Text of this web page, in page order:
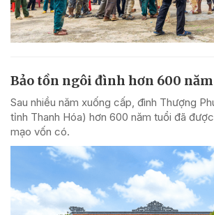
Bảo tồn ngôi đình hơn 600
Sau nhiều năm xuống cấp, đình Thượng
tỉnh Thanh Hóa) hơn 600 năm tuổi đã
mạo vốn có.